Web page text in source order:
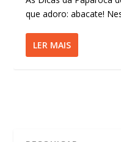
que adoro: abacate!
LER MAIS